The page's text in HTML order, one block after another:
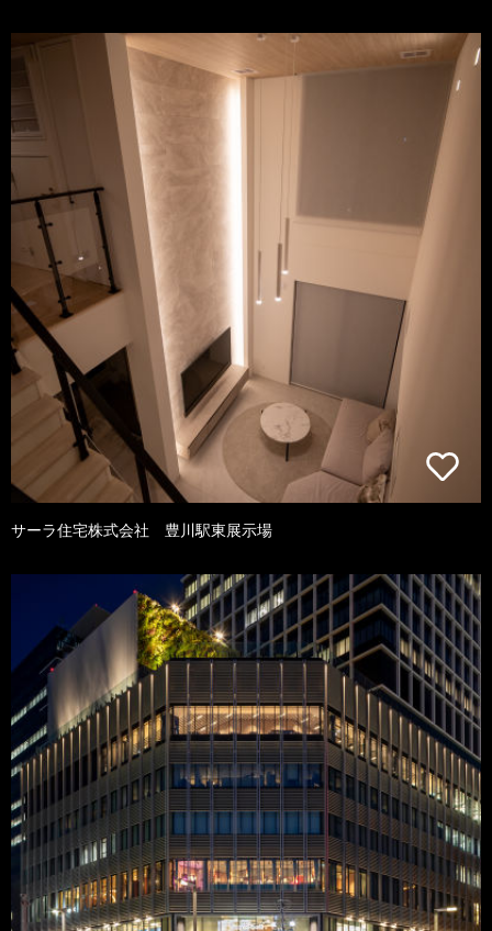
サーラ住宅株式会社 豊川駅東展示場